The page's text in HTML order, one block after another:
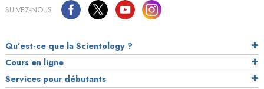
SUIVEZ-NOUS
Qu’est-ce que la Scientology ?
Cours en ligne
Services pour débutants